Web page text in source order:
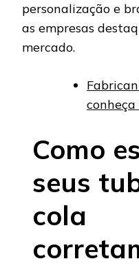
personalização e
as empresas
mercado.
Como
seus
cola